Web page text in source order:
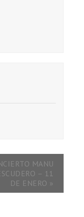
MANU
– 11
DE ENERO »